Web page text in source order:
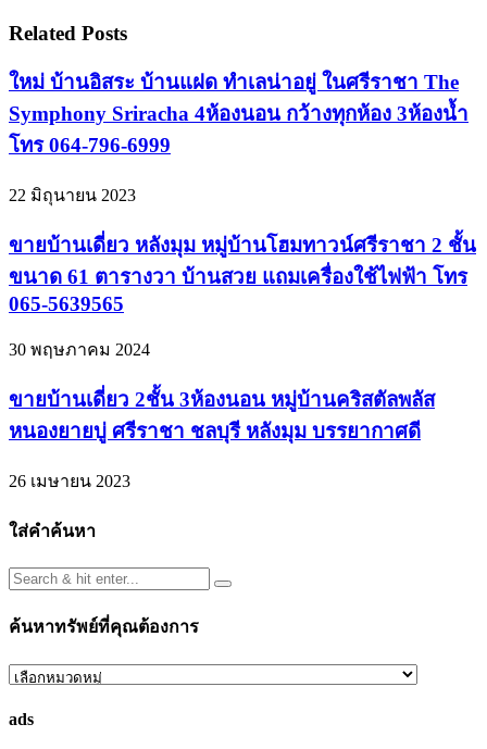
Related Posts
ใหม่ บ้านอิสระ บ้านแฝด ทำเลน่าอยู่ ในศรีราชา The
Symphony Sriracha 4ห้องนอน กว้างทุกห้อง 3ห้องน้ำ
โทร 064-796-6999
22 มิถุนายน 2023
ขายบ้านเดี่ยว หลังมุม หมู่บ้านโฮมทาวน์ศรีราชา 2 ชั้น
ขนาด 61 ตารางวา บ้านสวย แถมเครื่องใช้ไฟฟ้า โทร
065-5639565
30 พฤษภาคม 2024
ขายบ้านเดี่ยว 2ชั้น 3ห้องนอน หมู่บ้านคริสตัลพลัส
หนองยายบู่ ศรีราชา ชลบุรี หลังมุม บรรยากาศดี
26 เมษายน 2023
ใส่คำค้นหา
ค้นหาทรัพย์ที่คุณต้องการ
ค้นหา
ที่
ads